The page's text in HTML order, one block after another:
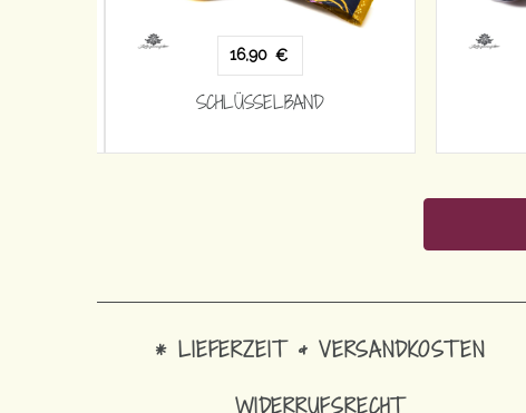
16,90 €
SCHLÜSSELBAND
* LIEFERZEIT & VERSANDKOSTEN
WIDERRUFSRECHT